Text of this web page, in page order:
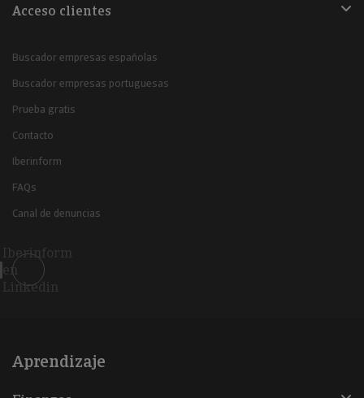
Acceso clientes
Buscador empresas españolas
Buscador empresas portuguesas
Prueba gratis
Contacto
Iberinform
FAQs
Canal de denuncias
Iberinform
en
Linkedin
Aprendizaje